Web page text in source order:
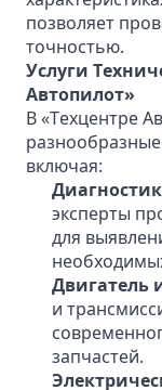
позволяет
точностью.
Услуги
Автопилот»
В «Техцентре
разнообразные
включая:
эксперты
для
Двигатель
и
запчастей.